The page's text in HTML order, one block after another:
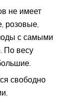
не имеет
розовые,
с самыми
По весу
свободно